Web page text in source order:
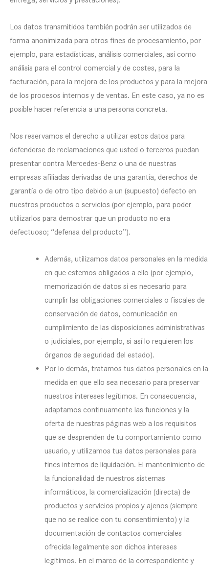
Los datos transmitidos también podrán ser utilizados de
forma anonimizada para otros fines de procesamiento, por
ejemplo, para estadísticas, análisis comerciales, así como
análisis para el control comercial y de costes, para la
facturación, para la mejora de los productos y para la mejora
de los procesos internos y de ventas. En este caso, ya no es
posible hacer referencia a una persona concreta.
Nos reservamos el derecho a utilizar estos datos para
defenderse de reclamaciones que usted o terceros puedan
presentar contra Mercedes-Benz o una de nuestras
empresas afiliadas derivadas de una garantía, derechos de
garantía o de otro tipo debido a un (supuesto) defecto en
nuestros productos o servicios (por ejemplo, para poder
utilizarlos para demostrar que un producto no era
defectuoso; “defensa del producto”).
Además, utilizamos datos personales en la medida
en que estemos obligados a ello (por ejemplo,
memorización de datos si es necesario para
cumplir las obligaciones comerciales o fiscales de
conservación de datos, comunicación en
cumplimiento de las disposiciones administrativas
o judiciales, por ejemplo, si así lo requieren los
órganos de seguridad del estado).
Por lo demás, tratamos tus datos personales en la
medida en que ello sea necesario para preservar
nuestros intereses legítimos. En consecuencia,
adaptamos continuamente las funciones y la
oferta de nuestras páginas web a los requisitos
que se desprenden de tu comportamiento como
usuario, y utilizamos tus datos personales para
fines internos de liquidación. El mantenimiento de
la funcionalidad de nuestros sistemas
informáticos, la comercialización (directa) de
productos y servicios propios y ajenos (siempre
que no se realice con tu consentimiento) y la
documentación de contactos comerciales
ofrecida legalmente son dichos intereses
legítimos. En el marco de la correspondiente y